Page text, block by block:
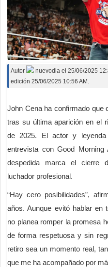
Autor nuevodia el 25/06/2025
edición 25/06/2025 10:56 AM.
John Cena ha confirmado que
tras su última aparición en el
de 2025. El actor y
entrevista con Good
despedida marca el cierre
luchador profesional.
“Hay cero posibilidades”,
años. Aunque evitó hablar en
no planea romper la promesa
de forma respetuosa y sin
retiro sea un momento real,
que me ha acompañado por